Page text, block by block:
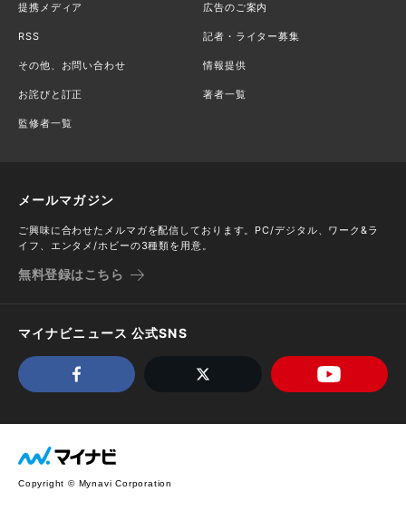
提携メディア 広告のご案内
RSS 記者・ライター募集
その他、お問い合わせ 情報提供
お詫びと訂正 著者一覧
監修者一覧
メールマガジン
ご興味に合わせたメルマガを配信しております。PC/デジタル、ワーク&ラ
イフ、エンタメ/ホビーの3種類を用意。
無料登録はこちら
マイナビニュース 公式SNS
Copyright © Mynavi Corporation